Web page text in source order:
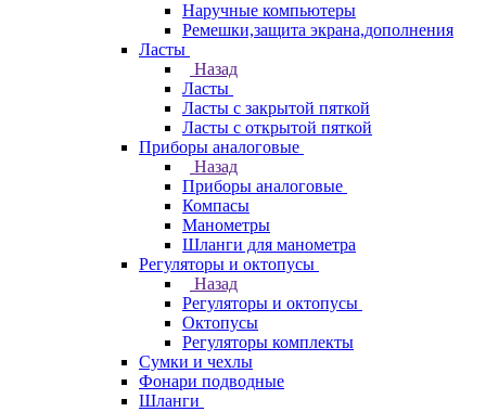
Наручные компьютеры
Ремешки,защита экрана,дополнения
Ласты
Назад
Ласты
Ласты с закрытой пяткой
Ласты с открытой пяткой
Приборы аналоговые
Назад
Приборы аналоговые
Компасы
Манометры
Шланги для манометра
Регуляторы и октопусы
Назад
Регуляторы и октопусы
Октопусы
Регуляторы комплекты
Сумки и чехлы
Фонари подводные
Шланги